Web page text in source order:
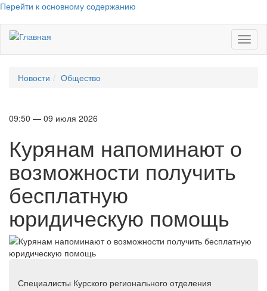
Перейти к основному содержанию
Новости Общество
09:50 — 09 июля 2026
Курянам напоминают о
возможности получить
бесплатную
юридическую помощь
Специалисты Курского регионального отделения